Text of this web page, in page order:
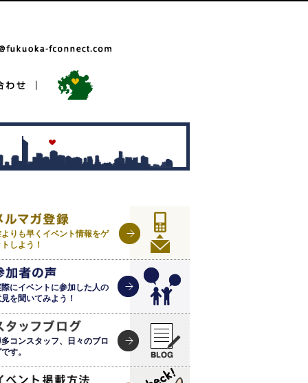
りも早くイベント情報をゲ
しよう！
にイベントに参加した人の
を聞いてみよう！
コンスタッフ、日々のブロ
す。